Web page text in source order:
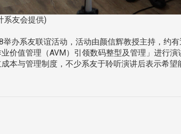
友会提供)
系友联谊活动，活动由颜信辉教授主持，约
价值管理（AVM）引领数码整型及管理」进行
本与管理制度，不少系友于聆听演讲后表示希